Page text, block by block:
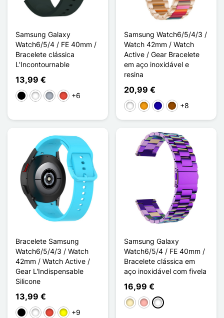
Samsung Galaxy
Watch6/5/4 / FE 40mm /
Bracelete clássica
L'Incontournable
13,99 €
PretoBrancoCinzento
Vermelho
+6
Samsung Watch6/5/4/3 /
Watch 42mm / Watch
Active / Gear Bracelete
em aço inoxidável e
resina
20,99 €
BrancoLaranjaAzul Escuro
Castanho
+8
Bracelete Samsung
Watch6/5/4/3 / Watch
42mm / Watch Active /
Gear L'Indispensable
Silicone
13,99 €
PretoBrancoVermelho
Amarelo
+9
Samsung Galaxy
Watch6/5/4 / FE 40mm /
Bracelete clássica em
aço inoxidável com fivela
16,99 €
OuroOuro rosaMulti-couleur